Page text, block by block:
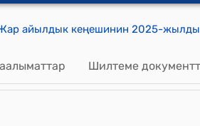
Шилтеме